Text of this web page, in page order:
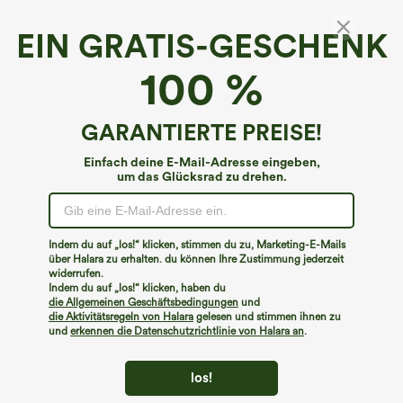
EIN GRATIS-GESCHENK
100 %
GARANTIERTE PREISE!
Einfach deine E-Mail-Adresse eingeben,
um das Glücksrad zu drehen.
Indem du auf „los!“ klicken, stimmen du zu, Marketing-E-Mails
über Halara zu erhalten. du können Ihre Zustimmung jederzeit
widerrufen.
Indem du auf „los!“ klicken, haben du
die Allgemeinen Geschäftsbedingungen und
die Aktivitätsregeln von Halara gelesen und stimmen ihnen zu
und erkennen die Datenschutzrichtlinie von Halara an.
los!
L( 12/14) XL(16 )
+ In den Warenkorb
Mehr zum Verlieben Ähnliche Kleidungsstile